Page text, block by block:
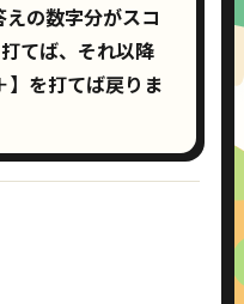
の数字分がスコ
てば、それ以降
】を打てば戻りま